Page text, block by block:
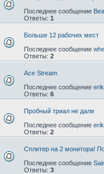
Последнее сообщение
Ответы: 1
Больше 12 рабочих мест
Последнее сообщение
Ответы: 2
Ace Stream
Последнее сообщение
Ответы: 6
Пробный триал не дали
Последнее сообщение
Ответы: 2
Сплитер на 2 монитора!
Последнее сообщение
Ответы: 3